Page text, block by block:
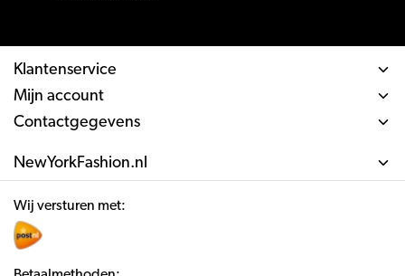
Klantenservice
Mijn account
Contactgegevens
NewYorkFashion.nl
Wij versturen met: